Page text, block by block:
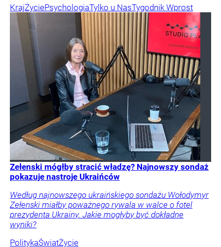
KrajŻyciePsychologiaTylko u NasTygodnik Wprost
Zełenski mógłby stracić władzę? Najnowszy sondaż
pokazuje nastroje Ukraińców
Według najnowszego ukraińskiego sondażu Wołodymyr
Zełenski miałby poważnego rywala w walce o fotel
prezydenta Ukrainy. Jakie mogłyby być dokładne
wyniki?
PolitykaŚwiatŻycie